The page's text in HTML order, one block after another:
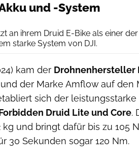
und -System
an ihrem Druid E-Bike als einer
starke System von DJI.
kam der Drohnenhersteller
der Marke Amflow auf den
sich der
Druid Lite und Core.
kg und bringt dafür bis zu 105
30 Sekunden sogar 120 Nm.